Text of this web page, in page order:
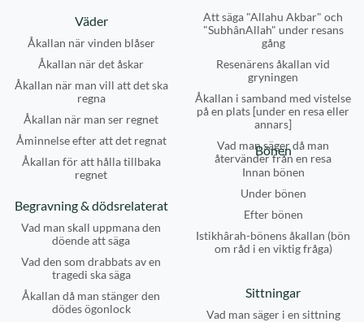
Att säga "Allahu Akbar" och
"SubhânAllah" under resans
gång
Resenärens åkallan vid
gryningen
Åkallan i samband med vistelse
på en plats [under en resa eller
annars]
Vad man säger då man
återvänder från en resa
Väder
Åkallan när vinden blåser
Åkallan när det åskar
Åkallan när man vill att det ska
regna
Åkallan när man ser regnet
Åminnelse efter att det regnat
Åkallan för att hålla tillbaka
regnet
Bönen
Innan bönen
Under bönen
Efter bönen
Istikhârah-bönens åkallan (bön
om råd i en viktig fråga)
Begravning & dödsrelaterat
Vad man skall uppmana den
döende att säga
Vad den som drabbats av en
tragedi ska säga
Åkallan då man stänger den
dödes ögonlock
Sittningar
Vad man säger i en sittning